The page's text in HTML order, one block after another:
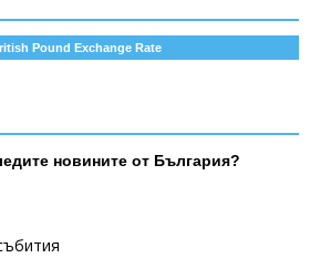
Pound Exchange Rate
новините от България?